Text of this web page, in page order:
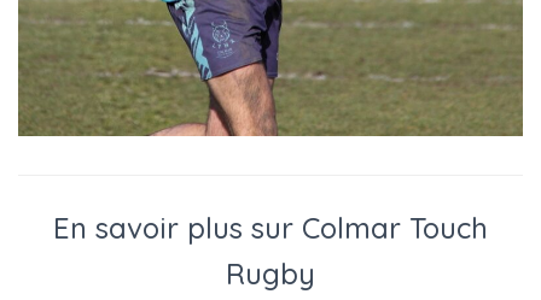
En savoir plus sur Colmar Touch
Rugby